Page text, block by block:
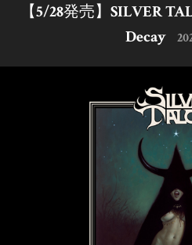
【5/28発売】SILVER
Decay